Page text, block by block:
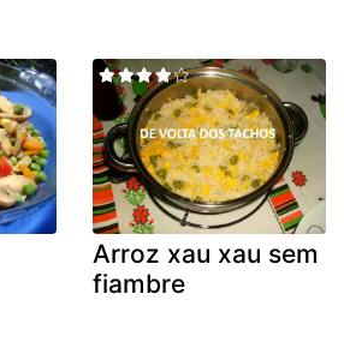
Arroz xau xau sem
fiambre